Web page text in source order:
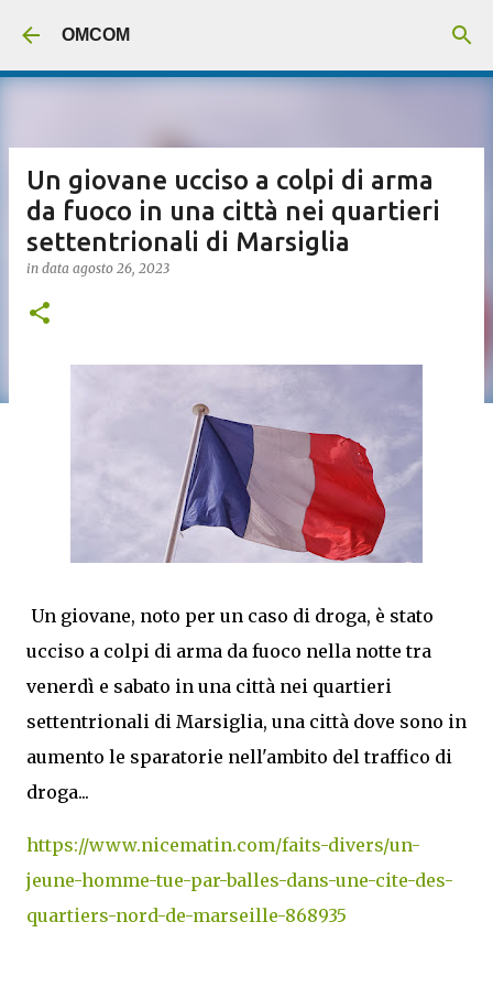
OMCOM
Un giovane ucciso a colpi di arma
da fuoco in una città nei quartieri
settentrionali di Marsiglia
in data agosto 26, 2023
Un giovane, noto per un caso di droga, è stato
ucciso a colpi di arma da fuoco nella notte tra
venerdì e sabato in una città nei quartieri
settentrionali di Marsiglia, una città dove sono in
aumento le sparatorie nell'ambito del traffico di
droga...
https://www.nicematin.com/faits-divers/un-
jeune-homme-tue-par-balles-dans-une-cite-des-
quartiers-nord-de-marseille-868935